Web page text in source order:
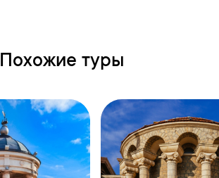
Похожие туры